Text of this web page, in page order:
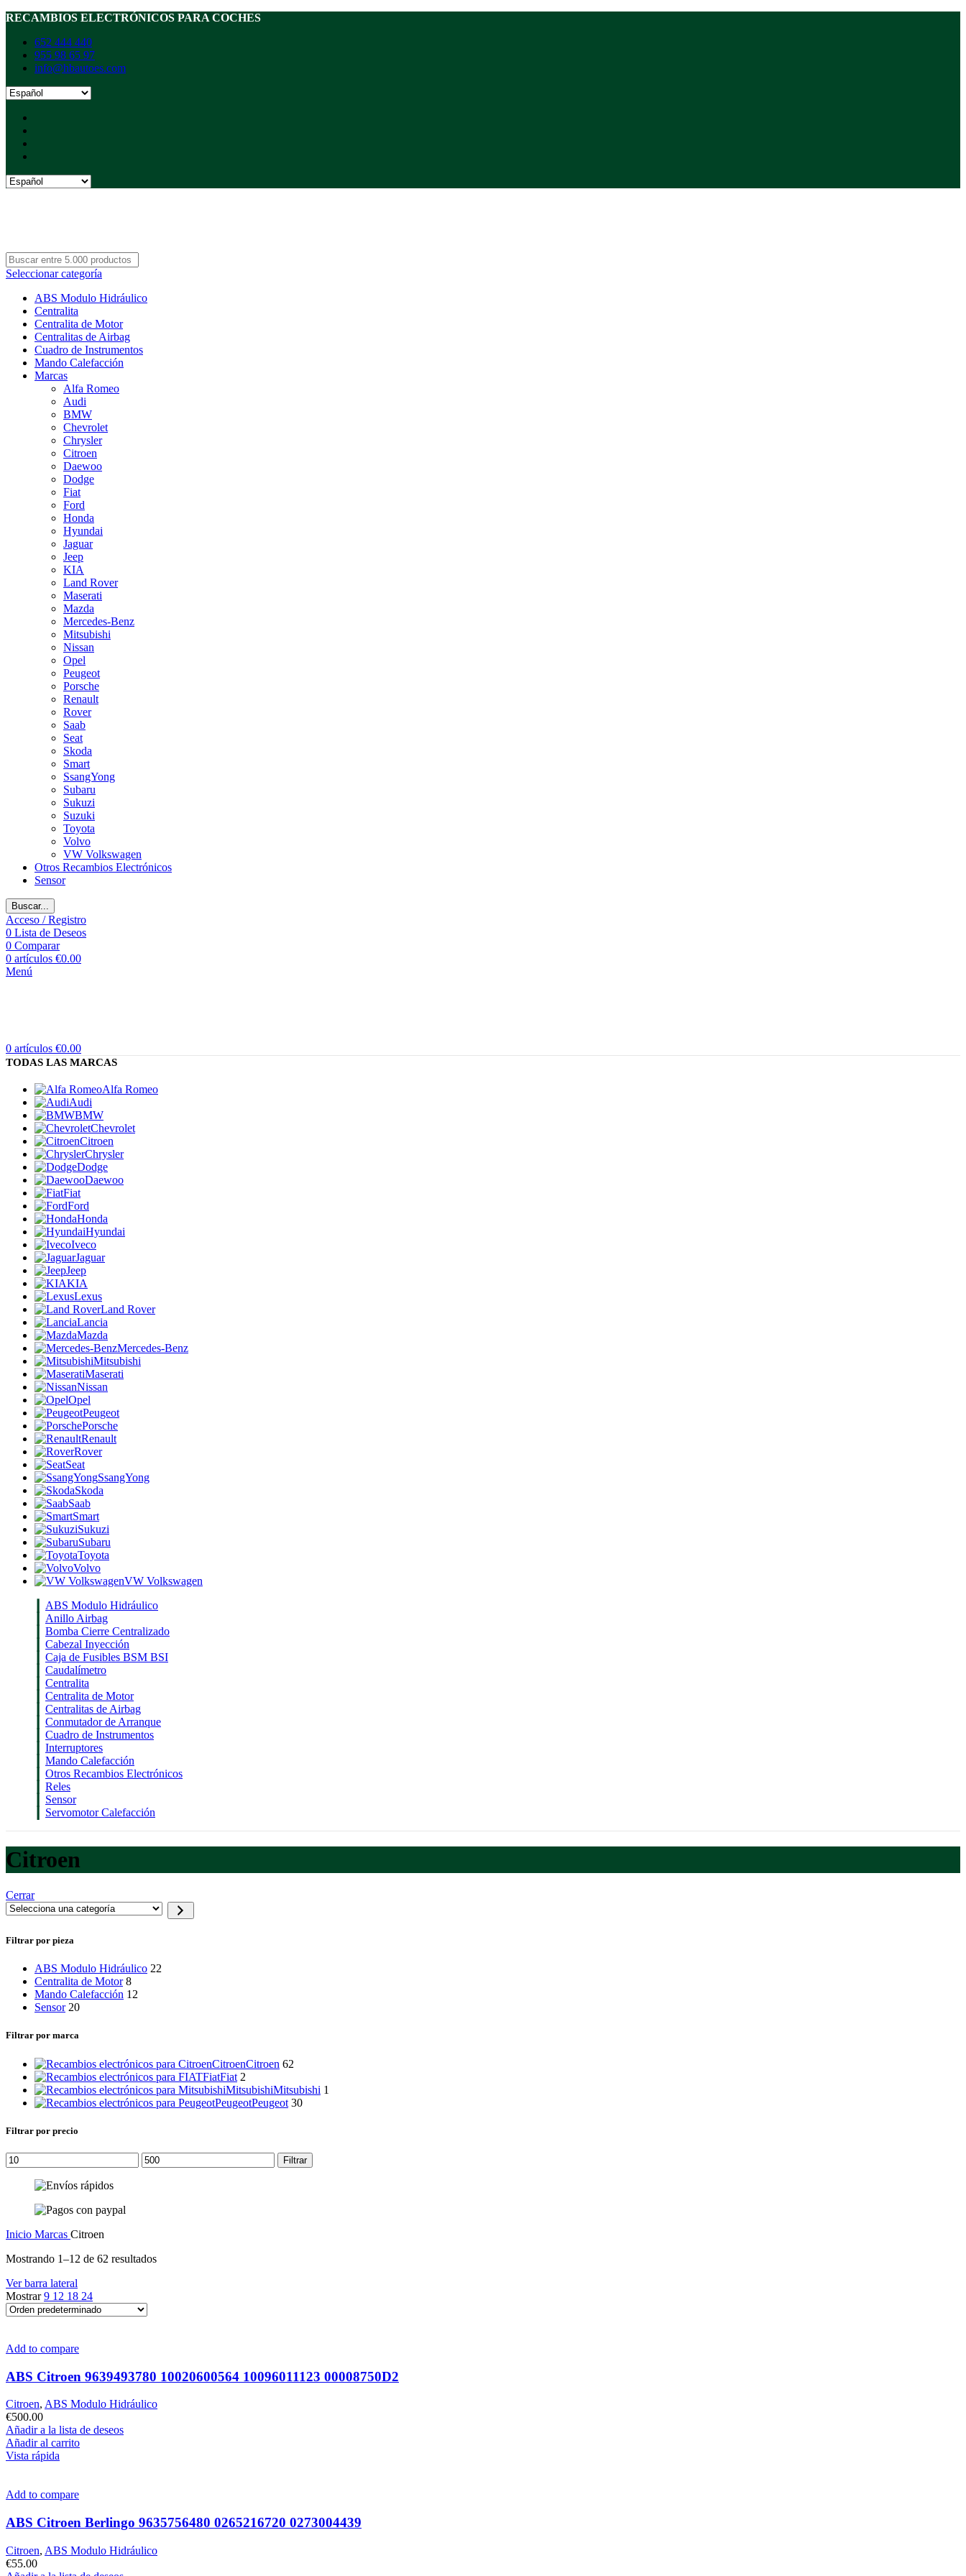
RECAMBIOS ELECTRÓNICOS PARA COCHES
652 444 440
955 98 65 97
info@hbautoes.com
Seleccionar categoría
ABS Modulo Hidráulico
Centralita
Centralita de Motor
Centralitas de Airbag
Cuadro de Instrumentos
Mando Calefacción
Marcas
Alfa Romeo
Audi
BMW
Chevrolet
Chrysler
Citroen
Daewoo
Dodge
Fiat
Ford
Honda
Hyundai
Jaguar
Jeep
KIA
Land Rover
Maserati
Mazda
Mercedes-Benz
Mitsubishi
Nissan
Opel
Peugeot
Porsche
Renault
Rover
Saab
Seat
Skoda
Smart
SsangYong
Subaru
Sukuzi
Suzuki
Toyota
Volvo
VW Volkswagen
Otros Recambios Electrónicos
Sensor
Buscar...
Acceso / Registro
0 Lista de Deseos
0 Comparar
0 artículos €0.00
Menú
0 artículos €0.00
TODAS LAS MARCAS
Alfa Romeo
Audi
BMW
Chevrolet
Citroen
Chrysler
Dodge
Daewoo
Fiat
Ford
Honda
Hyundai
Iveco
Jaguar
Jeep
KIA
Lexus
Land Rover
Lancia
Mazda
Mercedes-Benz
Mitsubishi
Maserati
Nissan
Opel
Peugeot
Porsche
Renault
Rover
Seat
SsangYong
Skoda
Saab
Smart
Sukuzi
Subaru
Toyota
Volvo
VW Volkswagen
ABS Modulo Hidráulico
Anillo Airbag
Bomba Cierre Centralizado
Cabezal Inyección
Caja de Fusibles BSM BSI
Caudalímetro
Centralita
Centralita de Motor
Centralitas de Airbag
Conmutador de Arranque
Cuadro de Instrumentos
Interruptores
Mando Calefacción
Otros Recambios Electrónicos
Reles
Sensor
Servomotor Calefacción
Citroen
Cerrar
Selecciona
Filtrar por pieza
ABS Modulo Hidráulico 22
Centralita de Motor 8
Mando Calefacción 12
Sensor 20
Filtrar por marca
CitroenCitroen 62
FiatFiat 2
MitsubishiMitsubishi 1
PeugeotPeugeot 30
Filtrar por precio
Precio
mínimo
Precio
máximo
Filtrar
Inicio Marcas Citroen
Mostrando 1–12 de 62 resultados
Ver barra lateral
Mostrar9 12 18 24
Add to compare
ABS Citroen 9639493780 10020600564 10096011123 00008750D2
Citroen, ABS Modulo Hidráulico
€500.00
Añadir a la lista de deseos
Añadir al carrito
Vista rápida
Add to compare
ABS Citroen Berlingo 9635756480 0265216720 0273004439
Citroen, ABS Modulo Hidráulico
€55.00